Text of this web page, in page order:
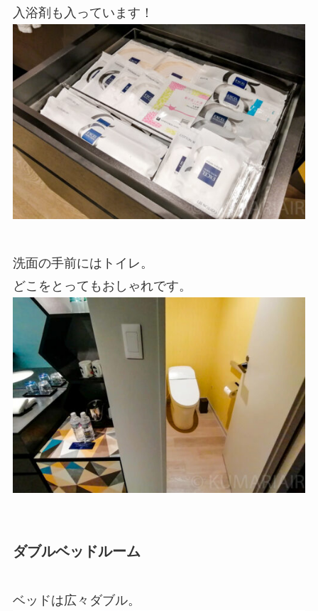
入浴剤も入っています！
洗面の手前にはトイレ。
どこをとってもおしゃれです。
ダブルベッドルーム
ベッドは広々ダブル。